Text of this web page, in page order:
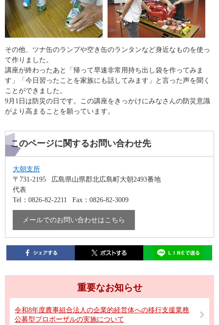
その他、ツナ缶のランプや空き缶のランタンなど身近なものを使っ
て作りました。
講座が終わったあと「帰って早速非常用持ち出し袋を作ってみま
す」「今日習ったことを家族にも話してみます」と言った声を聞く
ことができました。
9月1日は防災の日です。この講座をきっかけにみなさんの防災意識
がより高まることを願っています。
このページに関するお問い合わせ先
大朝支所
〒731-2195
広島県山県郡北広島町大朝2493番地
代表
Tel：0826-82-2211
Fax：0826-82-3009
メールでのお問い合わせはこちら
重要なお知らせ
令和8年度農事組合法人の企業的経営体への移行支援業務
公募型プロポーザルの実施について